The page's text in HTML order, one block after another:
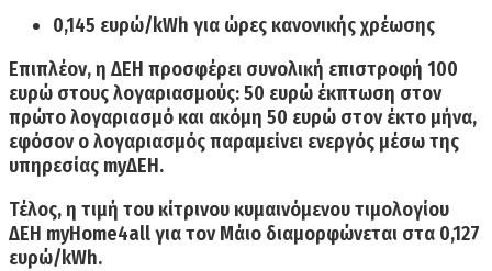
0,145 ευρώ/kWh για ώρες κανονικής χρέωσης
Επιπλέον, η ΔΕΗ προσφέρει συνολική επιστροφή 100
ευρώ στους λογαριασμούς:50 ευρώ έκπτωση στον
πρώτο λογαριασμό και ακόμη 50 ευρώ στον έκτο μήνα,
εφόσον ο λογαριασμός παραμείνει ενεργός μέσω της
υπηρεσίας myΔΕΗ.
Τέλος, η τιμή τουκίτρινου κυμαινόμενου τιμολογίου
ΔΕΗ myHome4allγια τον Μάιο διαμορφώνεται στα 0,127
ευρώ/kWh.